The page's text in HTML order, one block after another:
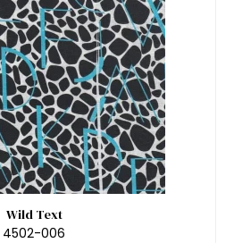
Wild Text
4502-006